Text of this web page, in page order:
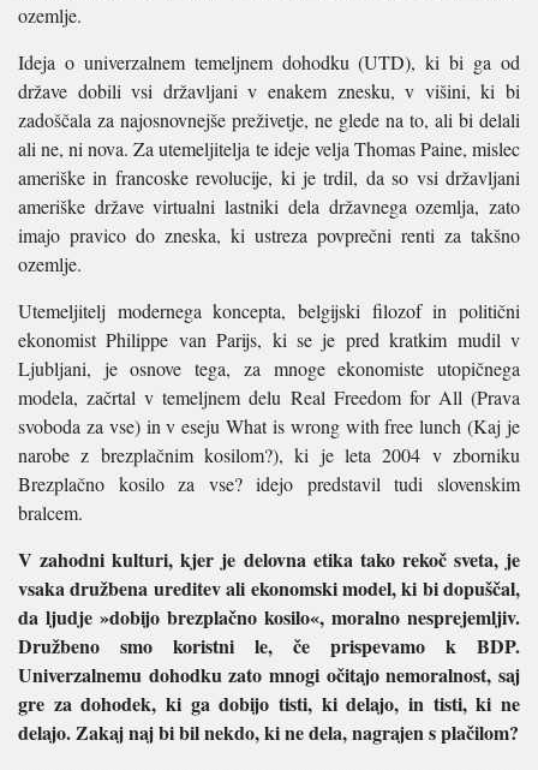
ozemlje.
Ideja o univerzalnem temeljnem dohodku (UTD), ki bi ga od
države dobili vsi državljani v enakem znesku, v višini, ki bi
zadoščala za najosnovnejše preživetje, ne glede na to, ali bi delali
ali ne, ni nova. Za utemeljitelja te ideje velja Thomas Paine, mislec
ameriške in francoske revolucije, ki je trdil, da so vsi državljani
ameriške države virtualni lastniki dela državnega ozemlja, zato
imajo pravico do zneska, ki ustreza povprečni renti za takšno
ozemlje.
Utemeljitelj modernega koncepta, belgijski filozof in politični
ekonomist Philippe van Parijs, ki se je pred kratkim mudil v
Ljubljani, je osnove tega, za mnoge ekonomiste utopičnega
modela, začrtal v temeljnem delu Real Freedom for All (Prava
svoboda za vse) in v eseju What is wrong with free lunch (Kaj je
narobe z brezplačnim kosilom?), ki je leta 2004 v zborniku
Brezplačno kosilo za vse? idejo predstavil tudi slovenskim
bralcem.
V zahodni kulturi, kjer je delovna etika tako rekoč sveta, je
vsaka družbena ureditev ali ekonomski model, ki bi dopuščal,
da ljudje »dobijo brezplačno kosilo«, moralno nesprejemljiv.
Družbeno smo koristni le, če prispevamo k BDP.
Univerzalnemu dohodku zato mnogi očitajo nemoralnost, saj
gre za dohodek, ki ga dobijo tisti, ki delajo, in tisti, ki ne
delajo. Zakaj naj bi bil nekdo, ki ne dela, nagrajen s plačilom?